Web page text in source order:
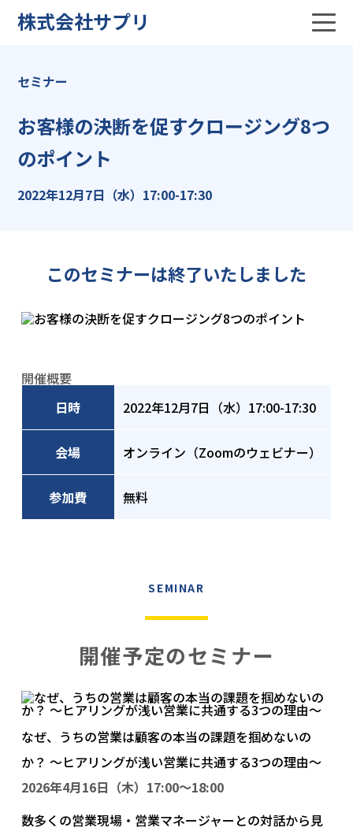
株式会社サプリ
セミナー
お客様の決断を促すクロージング8つ
のポイント
2022年12月7日（水）17:00-17:30
このセミナーは終了いたしました
開催概要
日時
2022年12月7日（水）17:00-17:30
会場 オンライン（Zoomのウェビナー）
参加費 無料
SEMINAR
開催予定のセミナー
なぜ、うちの営業は顧客の本当の課題を掴めないの
か？ 〜ヒアリングが浅い営業に共通する3つの理由〜
2026年4月16日（木）17:00〜18:00
数多くの営業現場・営業マネージャーとの対話から見